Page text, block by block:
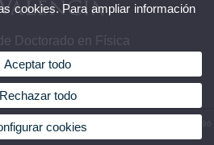
Doctorado en Física
19, 46100 Burjassot. Valencia. España. Tel. (+34) 96
354 33 07
cookies. Para ampliar información
Aceptar todo
Rechazar todo
cookies